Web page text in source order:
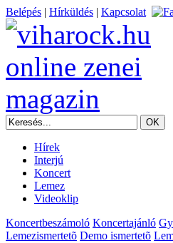
Belépés | Hírküldés | Kapcsolat
Hírek
Interjú
Koncert
Lemez
Videoklip
Koncertbeszámoló Koncertajánló
Lemezismertetõ Demo ismertetõ